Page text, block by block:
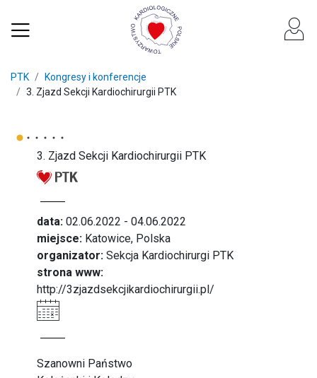
PTK
Kongresy i konferencje
3. Zjazd Sekcji Kardiochirurgii PTK
3. Zjazd Sekcji Kardiochirurgii PTK
data: 02.06.2022 - 04.06.2022
miejsce: Katowice, Polska
organizator: Sekcja Kardiochirurgi PTK
strona www:
http://3zjazdsekcjikardiochirurgii.pl/
Szanowni Państwo